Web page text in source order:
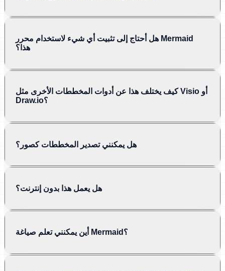
هل أحتاج إلى تثبيت أي شيء لاستخدام محرر Mermaid
هذا؟
كيف يختلف هذا عن أدوات المخططات الأخرى مثل Visio أو
Draw.io؟
هل يمكنني تصدير المخططات كصور؟
هل يعمل هذا بدون إنترنت؟
أين يمكنني تعلم صياغة Mermaid؟